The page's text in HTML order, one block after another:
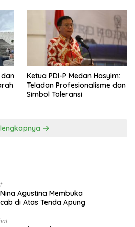
Ketua PDI-P Medan Hasyim:
Teladan Profesionalisme dan
Simbol Toleransi
Agustina Membuka
di Atas Tenda Apung